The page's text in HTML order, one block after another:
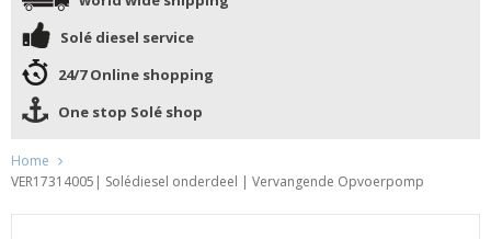
Solé diesel service
24/7 Online shopping
One stop Solé shop
Home
VER17314005| Solédiesel onderdeel | Vervangende Opvoerpomp